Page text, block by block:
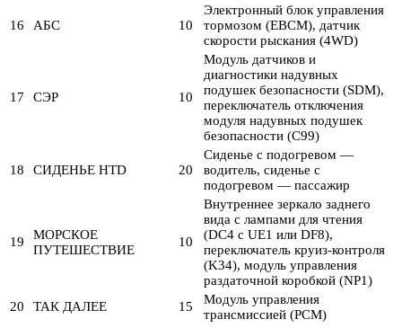
16 АБС 10
Электронный блок управления
тормозом (EBCM), датчик
скорости рыскания (4WD)
17 СЭР 10
Модуль датчиков и
диагностики надувных
подушек безопасности (SDM),
переключатель отключения
модуля надувных подушек
безопасности (C99)
18 СИДЕНЬЕ HTD 20
Сиденье с подогревом —
водитель, сиденье с
подогревом — пассажир
19
МОРСКОЕ
ПУТЕШЕСТВИЕ
10
Внутреннее зеркало заднего
вида с лампами для чтения
(DC4 с UE1 или DF8),
переключатель круиз-контроля
(K34), модуль управления
раздаточной коробкой (NP1)
20
ТАК ДАЛЕЕ 15
Модуль управления
трансмиссией (PCM)